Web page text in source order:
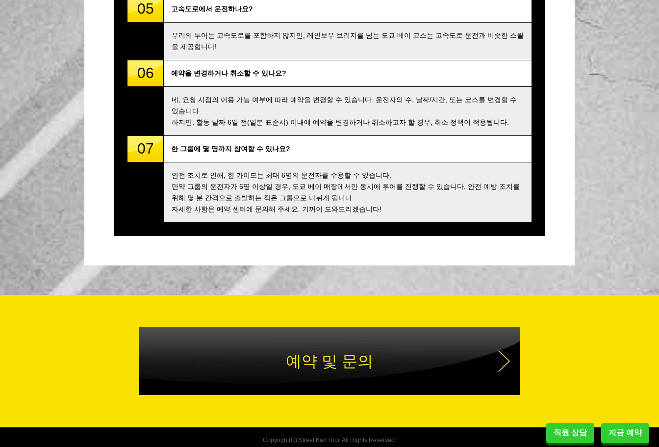
직원 상담 지금 예약
05 고속도로에서 운전하나요?
우리의 투어는 고속도로를 포함하지 않지만, 레인보우 브리지를 넘는 도쿄 베이 코스는 고속도로 운전과 비슷한 스릴
을 제공합니다!
06 예약을 변경하거나 취소할 수 있나요?
네, 요청 시점의 이용 가능 여부에 따라 예약을 변경할 수 있습니다. 운전자의 수, 날짜/시간, 또는 코스를 변경할 수
있습니다.
하지만, 활동 날짜 6일 전(일본 표준시) 이내에 예약을 변경하거나 취소하고자 할 경우, 취소 정책이 적용됩니다.
07 한 그룹에 몇 명까지 참여할 수 있나요?
안전 조치로 인해, 한 가이드는 최대 6명의 운전자를 수용할 수 있습니다.
만약 그룹의 운전자가 6명 이상일 경우, 도쿄 베이 매장에서만 동시에 투어를 진행할 수 있습니다. 안전 예방 조치를
위해 몇 분 간격으로 출발하는 작은 그룹으로 나뉘게 됩니다.
자세한 사항은 예약 센터에 문의해 주세요. 기꺼이 도와드리겠습니다!
예약 및 문의
Copyright(C) Street Kart Tour. All Rights Reserved.